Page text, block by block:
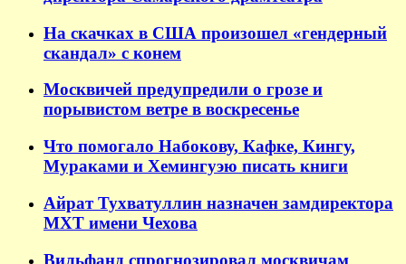
На скачках в США произошел «гендерный
скандал» с конем
Москвичей предупредили о грозе и
порывистом ветре в воскресенье
Что помогало Набокову, Кафке, Кингу,
Мураками и Хемингуэю писать книги
Айрат Тухватуллин назначен замдиректора
МХТ имени Чехова
Вильфанд спрогнозировал москвичам